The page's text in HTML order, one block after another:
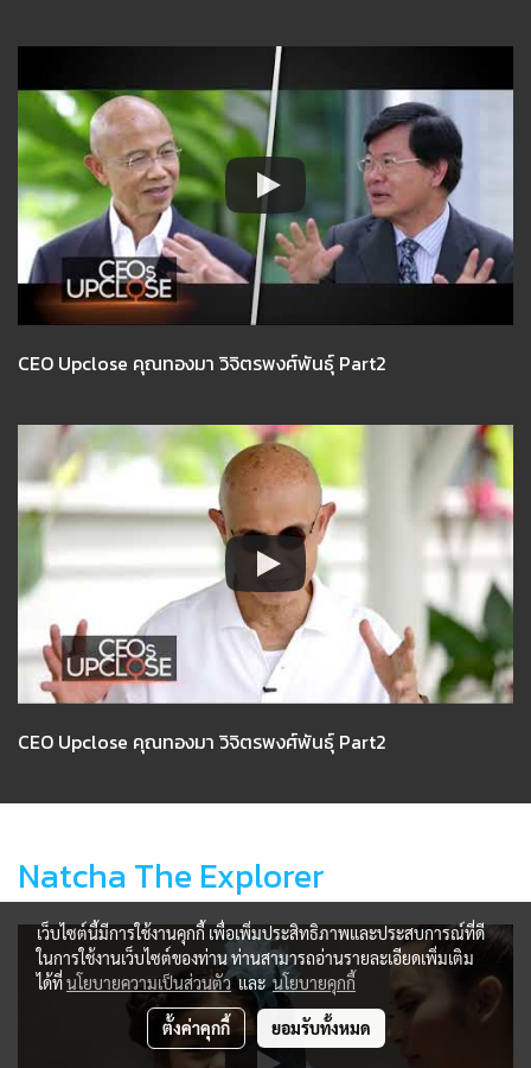
CEO Upclose คุณทองมา วิจิตรพงศ์พันธุ์ Part2
CEO Upclose คุณทองมา วิจิตรพงศ์พันธุ์ Part2
Natcha The Explorer
เว็บไซต์นี้มีการใช้งานคุกกี้ เพื่อเพิ่มประสิทธิภาพและประสบการณ์ที่ดี
ในการใช้งานเว็บไซต์ของท่าน ท่านสามารถอ่านรายละเอียดเพิ่มเติม
ได้ที่นโยบายความเป็นส่วนตัวและนโยบายคุกกี้
ตั้งค่าคุกกี้ ยอมรับทั้งหมด